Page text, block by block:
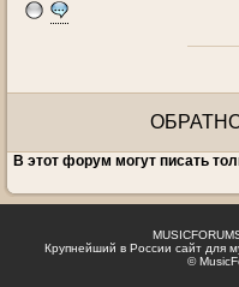
В этот форум могут писать
Крупнейший в России сайт для
©